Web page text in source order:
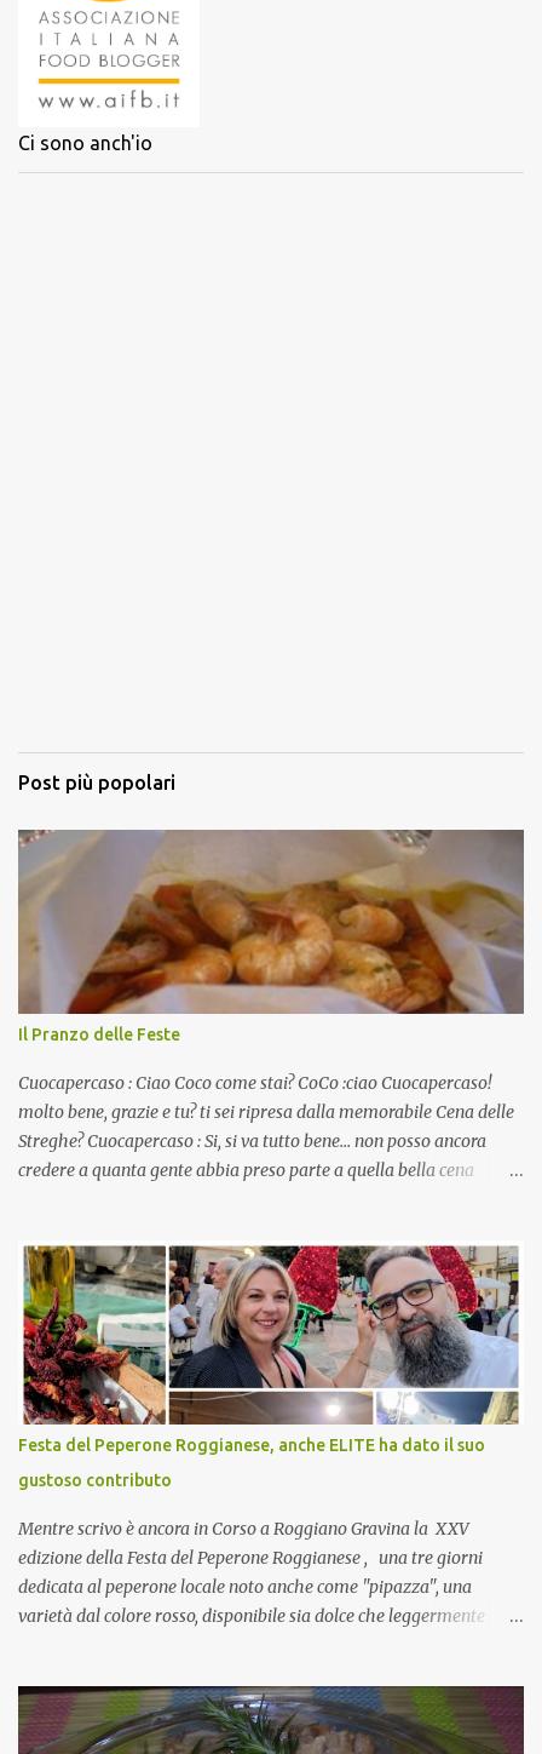
Ci sono anch'io
Post più popolari
Il Pranzo delle Feste
Cuocapercaso : Ciao Coco come stai? CoCo :ciao Cuocapercaso!
molto bene, grazie e tu? ti sei ripresa dalla memorabile Cena delle
Streghe? Cuocapercaso : Si, si va tutto bene… non posso ancora
credere a quanta gente abbia preso parte a quella bella cena
pranzo, racconta un po'! Perchè io avrò ospiti e cerco degli spunti...
Cuocapercaso : A dire il vero domenica prossima non preparo
nulla perché vado al Pranzo Aziendale di fine anno organizzato dai
mie capi! CoCo : Pranzo aziendale? Una bella idea! Cuocapercaso :
si, è un modo per riunirsi tutti a fine anno e tirare le somme…
naturalmente mangiando tutti insieme, con grande convivialità!
CoCo : è naturale il cibo, come sappiamo bene, funziona spesso da
collante e anche nel lavoro riesce a creare spesso l’ambiente
favorevole per molte belle opportunità, non trovi? Cuocapercaso :
Si, concordo! …addirittura si dice...
Festa del Peperone Roggianese, anche ELITE ha dato il suo
gustoso contributo
Mentre scrivo è ancora in Corso a Roggiano Gravina la XXV
edizione della Festa del Peperone Roggianese , una tre giorni
dedicata al peperone locale noto anche come "pipazza", una
varietà dal colore rosso, disponibile sia dolce che leggermente
(Pat) della Calabria. Un ingrediente versatile in cucina, utilizzato
fresco o essiccato in ricette della tradizione o in piatti innovativi.